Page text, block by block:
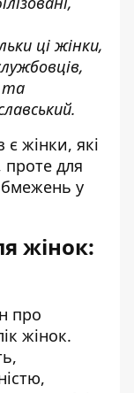
ці жінки,
та
жінки, які
проте для
у
жінок:
про
жінок.